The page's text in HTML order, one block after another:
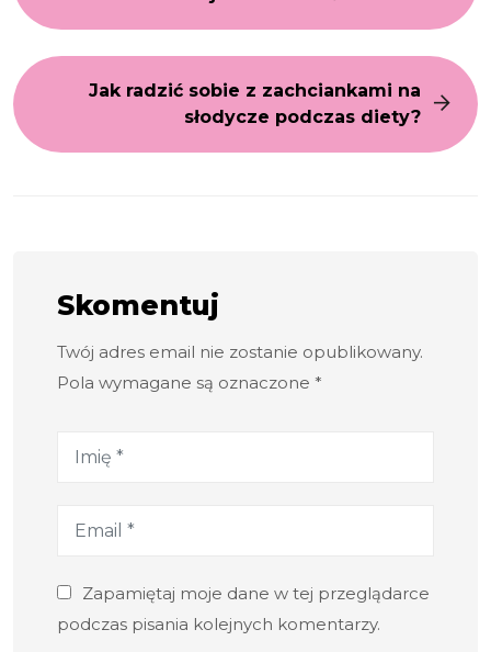
Jak radzić sobie z zachciankami na
słodycze podczas diety?
Skomentuj
Twój adres email nie zostanie opublikowany.
Pola wymagane są oznaczone *
Zapamiętaj moje dane w tej przeglądarce
podczas pisania kolejnych komentarzy.